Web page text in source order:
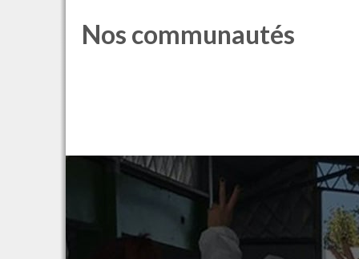
Nos communautés